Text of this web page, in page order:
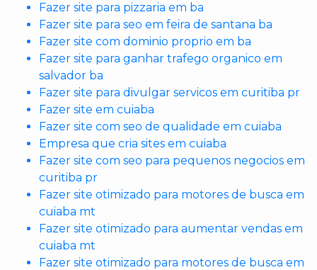
Fazer site para pizzaria em ba
Fazer site para seo em feira de santana ba
Fazer site com dominio proprio em ba
Fazer site para ganhar trafego organico em
salvador ba
Fazer site para divulgar servicos em curitiba pr
Fazer site em cuiaba
Fazer site com seo de qualidade em cuiaba
Empresa que cria sites em cuiaba
Fazer site com seo para pequenos negocios em
curitiba pr
Fazer site otimizado para motores de busca em
cuiaba mt
Fazer site otimizado para aumentar vendas em
cuiaba mt
Fazer site otimizado para motores de busca em